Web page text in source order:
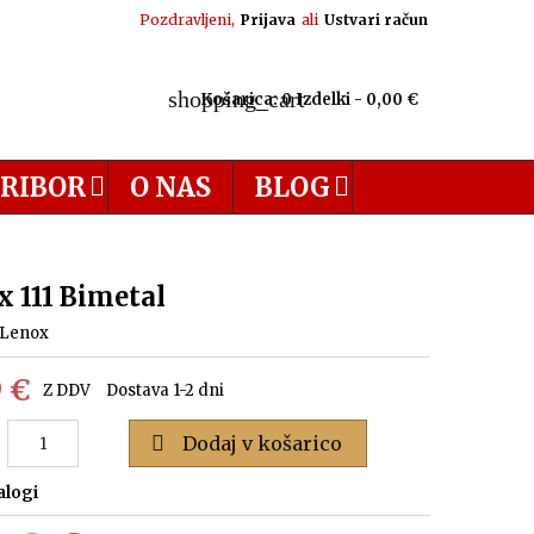
Pozdravljeni, Prijava ali Ustvari račun
shopping_cart
Košarica:0Izdelki - 0,00 €
O NAS BLOG
111 Bimetal
Lenox
€ Z DDV Dostava 1-2 dni
 Dodaj v košarico